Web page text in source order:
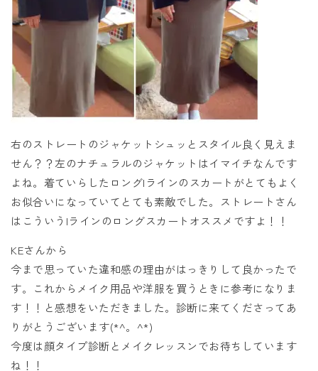
右のストレートのジャケットシュッとスタイル良く見えま
せん？？左のナチュラルのジャケットはイマイチなんです
よね。着ていらしたロングIラインのスカートがとてもよく
お似合いになっていてとても素敵でした。ストレートさん
はこういうIラインのロングスカートオススメですよ！！
KEさんから
今まで思っていた違和感の理由がはっきりして良かったで
す。これからメイク用品や洋服を買うときに参考になりま
す！！と感想をいただきました。診断に来てくださってあ
りがとうございます(*^。^*)
今度は顔タイプ診断とメイクレッスンでお待ちしています
ね！！